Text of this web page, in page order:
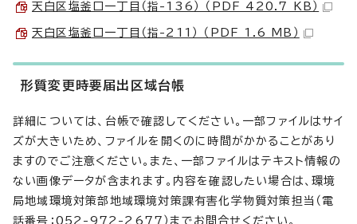
天白区塩釜口一丁目（指-136） （PDF 420.7 KB）
天白区塩釜口一丁目（指-211） （PDF 1.6 MB）
形質変更時要届出区域台帳
詳細については、台帳で確認してください。一部ファイルはサイ
ズが大きいため、ファイルを開くのに時間がかかることがあり
ますのでご注意ください。また、一部ファイルはテキスト情報の
ない画像データが含まれます。内容を確認したい場合は、環境
局地域環境対策部地域環境対策課有害化学物質対策担当（電
話番号：052-972-2677）までお問合せください。